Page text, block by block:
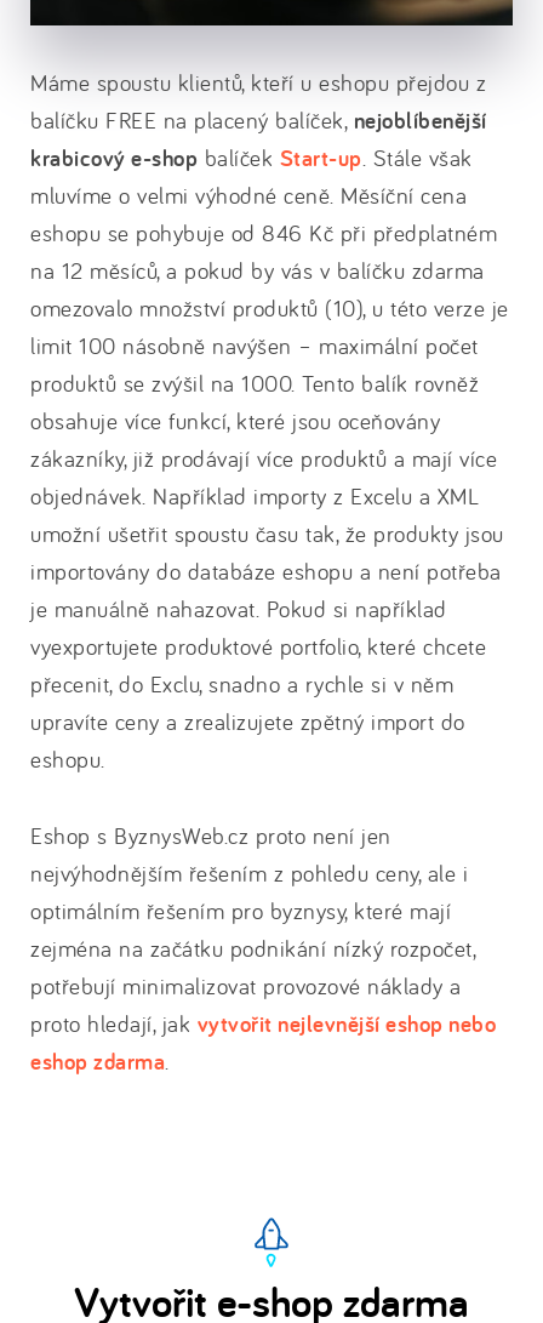
Máme spoustu klientů, kteří u eshopu přejdou z
balíčku FREE na placený balíček, nejoblíbenější
krabicový e-shop balíček Start-up. Stále však
mluvíme o velmi výhodné ceně. Měsíční cena
eshopu se pohybuje od 846 Kč při předplatném
na 12 měsíců, a pokud by vás v balíčku zdarma
omezovalo množství produktů (10), u této verze je
limit 100 násobně navýšen – maximální počet
produktů se zvýšil na 1000. Tento balík rovněž
obsahuje více funkcí, které jsou oceňovány
zákazníky, již prodávají více produktů a mají více
objednávek. Například importy z Excelu a XML
umožní ušetřit spoustu času tak, že produkty jsou
importovány do databáze eshopu a není potřeba
je manuálně nahazovat. Pokud si například
vyexportujete produktové portfolio, které chcete
přecenit, do Exclu, snadno a rychle si v něm
upravíte ceny a zrealizujete zpětný import do
eshopu.
Eshop s ByznysWeb.cz proto není jen
nejvýhodnějším řešením z pohledu ceny, ale i
optimálním řešením pro byznysy, které mají
zejména na začátku podnikání nízký rozpočet,
potřebují minimalizovat provozové náklady a
proto hledají, jak vytvořit nejlevnější eshop nebo
eshop zdarma.
Vytvořit e-shop zdarma